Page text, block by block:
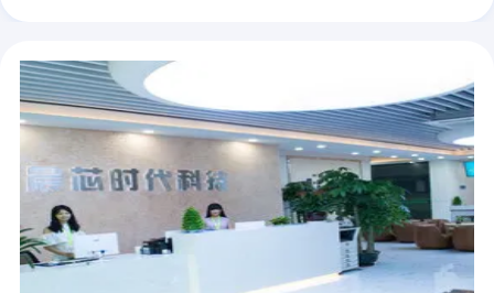
4G LTE εμπορική ταμπλετών λάμψη Menory ROM 600MHZ GPU 8GB RAM PC προαιρετική
10.1» 13,3» 15,6» 4G διαλογικό ψηφιακό σύστημα σηματοδότησης ανελκυστήρων WiFi οθόνης αφής δικτύων WIFI πολυ